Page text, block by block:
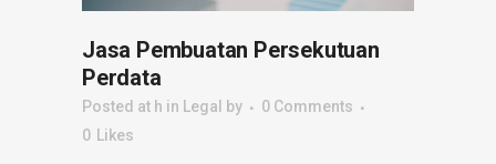
Jasa Pembuatan Persekutuan
Perdata
Posted at h in Legal by
0 Comments
0
Likes